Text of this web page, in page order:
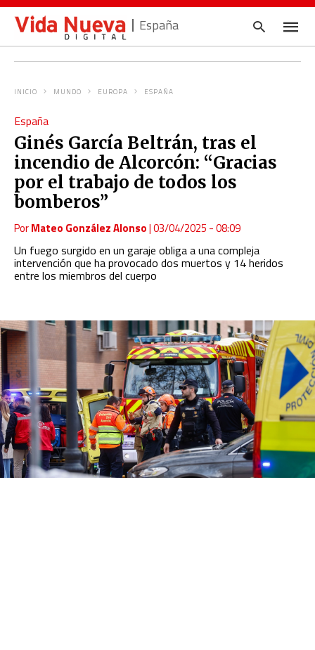
España
INICIO MUNDO EUROPA ESPAÑA
España
Ginés García Beltrán, tras el
incendio de Alcorcón: “Gracias
por el trabajo de todos los
bomberos”
PorMateo González Alonso|03/04/2025 - 08:09
Un fuego surgido en un garaje obliga a una compleja
intervención que ha provocado dos muertos y 14 heridos
entre los miembros del cuerpo